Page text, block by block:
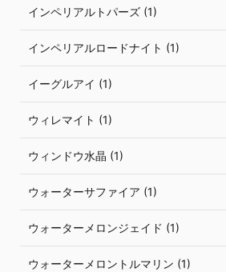
インペリアルトパーズ (1)
インペリアルロードナイト (1)
イーグルアイ (1)
ウィレマイト (1)
ウィンドウ水晶 (1)
ウォーターサファイア (1)
ウォーターメロンジェイド (1)
ウォーターメロントルマリン (1)